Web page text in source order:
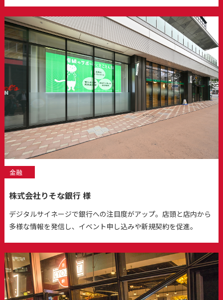
金融
株式会社りそな銀行 様
デジタルサイネージで銀行への注目度がアップ。店頭と店内から
多様な情報を発信し、イベント申し込みや新規契約を促進。